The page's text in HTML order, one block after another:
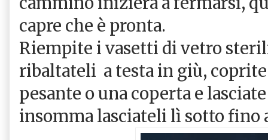
capre che è pronta.
Riempite i vasetti di vetro
ribaltateli a testa in giù,
pesante o una coperta e
insomma lasciateli lì sotto fino